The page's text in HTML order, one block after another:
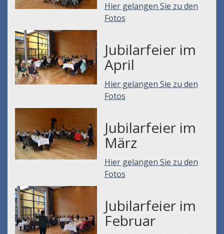
Hier gelangen Sie zu den
Fotos
Jubilarfeier im
April
Hier gelangen Sie zu den
Fotos
Jubilarfeier im
März
Hier gelangen Sie zu den
Fotos
Jubilarfeier im
Februar